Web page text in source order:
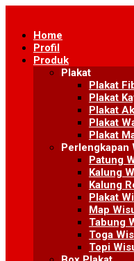
contentHome
Profil
Produk
Plakat
Plakat
Plakat
Plakat
Plakat
Plakat
Perlengkapan
Patung
Kalung
Kalung
Plakat
Map
Tabung
Toga
Topi